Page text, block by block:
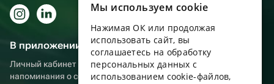
В приложении еще удобнее!
Личный кабинет получателя, больше бонусов за покупки и
напоминания о событиях
ENGLISH
UKRAINIAN
PORTUGUESE
Мы используем сookie
Нажимая ОК или продолжая
использовать сайт, вы
соглашаетесь на обработку
персональных данных с
использованием cookie-файлов,